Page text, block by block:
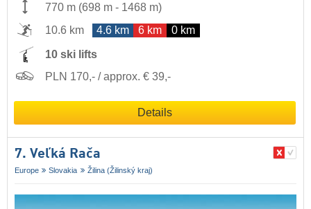
770 m (698 m - 1468 m)
10.6 km
4.6 km 6 km 0 km
10 ski lifts
PLN 170,- / approx. € 39,-
Details
7. Veľká Rača
Europe Slovakia Žilina (Žilinský kraj)